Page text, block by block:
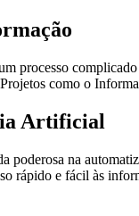
processo
como o
Artificial
poderosa na
rápido e fácil às